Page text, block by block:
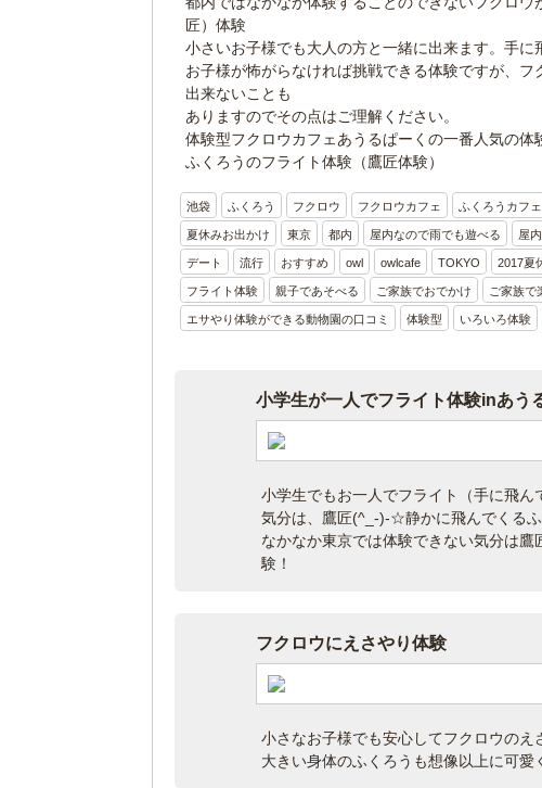
匠）体験
小さいお子様でも大人の方と一緒に出来ます。手に
お子様が怖がらなければ挑戦できる体験ですが、
出来ないことも
ありますのでその点はご理解ください。
体験型フクロウカフェあうるぱーくの一番人気の体
ふくろうのフライト体験（鷹匠体験）
池袋 ふくろう フクロウ フクロウカフェ ふくろうカフェ
夏休みお出かけ 東京 都内 屋内なので雨でも遊べる 屋
デート 流行 おすすめ owl owlcafe TOKYO 2017夏
フライト体験 親子であそべる ご家族でおでかけ ご家族で
エサやり体験ができる動物園の口コミ 体験型 いろいろ体験
小学生が一人でフライト体験inあう
小学生でもお一人でフライト（手に飛ん
気分は、鷹匠(^_-)-☆静かに飛んでくる
なかなか東京では体験できない気分は
験！
フクロウにえさやり体験
小さなお子様でも安心してフクロウのえ
大きい身体のふくろうも想像以上に可愛